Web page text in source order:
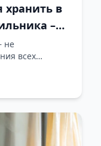
хранить в
–
не
всех
портятся.